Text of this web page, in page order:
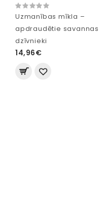
Uzmanības mīkla –
apdraudētie savannas
dzīvnieki
14,96€